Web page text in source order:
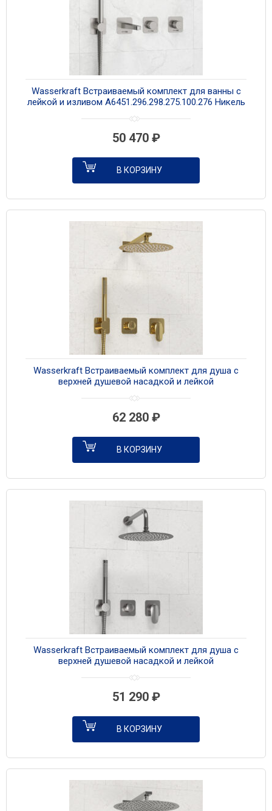
Wasserkraft Встраиваемый комплект для ванны с
лейкой и изливом A6451.296.298.275.100.276 Никель
50 470 ₽
В КОРЗИНУ
Wasserkraft Встраиваемый комплект для душа с
верхней душевой насадкой и лейкой
62 280 ₽
В КОРЗИНУ
Wasserkraft Встраиваемый комплект для душа с
верхней душевой насадкой и лейкой
51 290 ₽
В КОРЗИНУ